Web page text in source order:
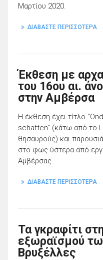
Μαρτίου 2020.
ΔΙΑΒΑΣΤΕ ΠΕΡΙΣΣΟΤΕΡΑ
Έκθεση με
του 16ου αι.
στην Αμβέρσα
Η έκθεση έχει τίτλο
schatten" (κάτω από το
θησαυρούς) και
στο φως ύστερα από
Αμβέρσας.
ΔΙΑΒΑΣΤΕ ΠΕΡΙΣΣΟΤΕΡΑ
Τα γκραφίτι
εξωραϊσμού
Βρυξέλλες